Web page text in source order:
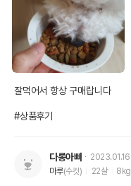
잘먹어서 항상 구매랍니다
#상품후기
다롱아빠
2023.01.16
마루(수컷) 22살 8kg